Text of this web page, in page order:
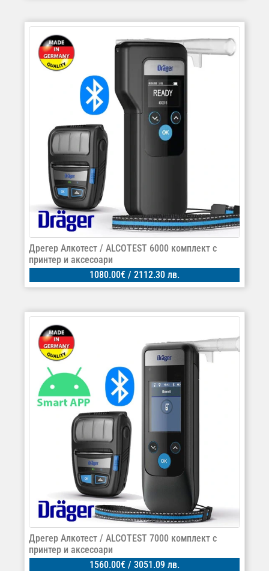
Дрегер Алкотест / ALCOTEST 6000 комплект с
принтер и аксесоари
1080.00€ / 2112.30 лв.
Дрегер Алкотест / ALCOTEST 7000 комплект с
принтер и аксесоари
1560.00€ / 3051.09 лв.